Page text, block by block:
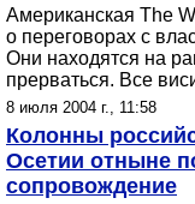
Американская The
о переговорах с
Они находятся на
прерваться. Все
8 июля 2004 г., 11:58
Колонны
Осетии отныне
сопровождение